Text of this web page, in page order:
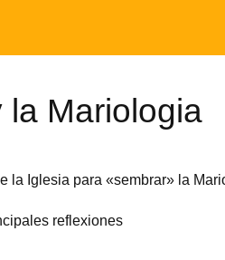
la Mariologia
la Iglesia para «sembrar» la
reflexiones